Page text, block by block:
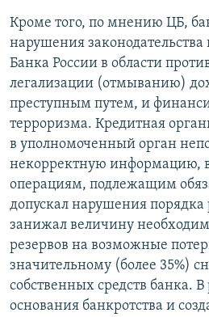
Кроме того, по мнению ЦБ,
нарушения
Банка России в области
легализации (отмыванию)
преступным путем, и
терроризма. Кредитная
в уполномоченный орган
некорректную информацию,
операциям, подлежащим
допускал нарушения порядка
занижал величину
резервов на возможные
значительному (более 35%)
собственных средств банка.
основания банкротства и